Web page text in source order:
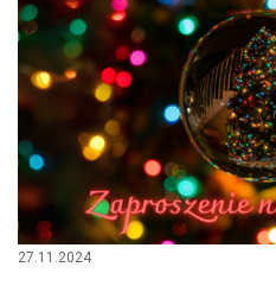
27.11.2024